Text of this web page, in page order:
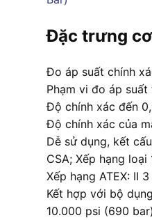
Đặc trưng
Đo áp suất chính
Phạm vi đo áp
Độ chính xác đến
Độ chính xác của
Dễ sử dụng, kết
CSA; Xếp hạng
Xếp hạng ATEX: II
Kết hợp với bộ
10.000 psi (690